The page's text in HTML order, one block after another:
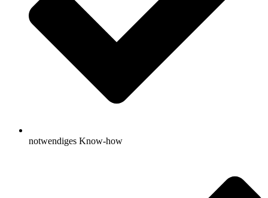
notwendiges Know-how